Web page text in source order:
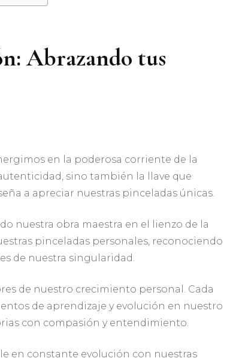
Abrazando tus
en la poderosa corriente de la
sino también la llave que
a apreciar nuestras pinceladas únicas.
nuestra obra maestra en el lienzo de la
pinceladas personales, reconociendo
de nuestra singularidad.
de nuestro crecimiento personal. Cada
de aprendizaje y evolución en nuestro
con compasión y entendimiento.
en constante evolución con nuestras